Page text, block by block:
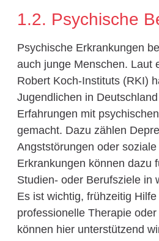
1.2. Psychische
Psychische Erkrankungen
auch junge Menschen. Laut
Robert Koch-Instituts (RKI)
Jugendlichen in
Erfahrungen mit
gemacht. Dazu zählen
Angststörungen oder
Erkrankungen können dazu
Studien- oder Berufsziele in
Es ist wichtig, frühzeitig
professionelle Therapie
können hier unterstützend